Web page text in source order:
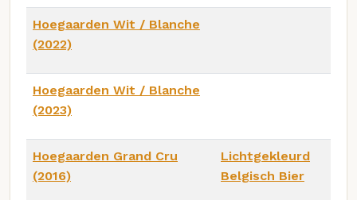
Hoegaarden Wit / Blanche
(2022)
Hoegaarden Wit / Blanche
(2023)
Hoegaarden Grand Cru
(2016)
Lichtgekleurd
Belgisch Bier